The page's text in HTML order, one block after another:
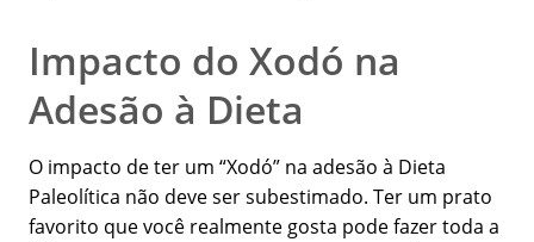
Impacto do Xodó na
Adesão à Dieta
O impacto de ter um “Xodó” na adesão à Dieta
Paleolítica não deve ser subestimado. Ter um prato
favorito que você realmente gosta pode fazer toda a